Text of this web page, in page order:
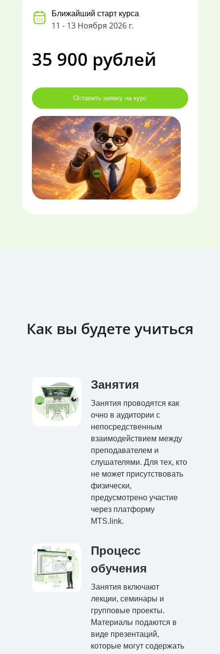
Ближайший старт курса
11 - 13 Ноября 2026 г.
35 900 рублей
Оставить заявку на курс
Как вы будете учиться
Занятия
Занятия проводятся как
очно в аудитории с
непосредственным
взаимодействием между
преподавателем и
слушателями. Для тех, кто
не может присутствовать
физически,
предусмотрено участие
через платформу
MTS.link.
Процесс
обучения
Занятия включают
лекции, семинары и
групповые проекты.
Материалы подаются в
виде презентаций,
которые могут содержать